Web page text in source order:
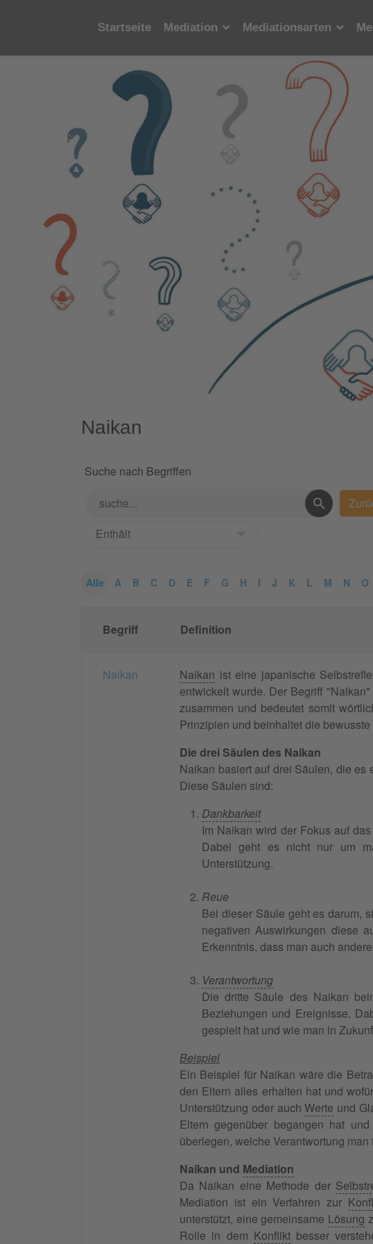
Startseite Mediation Mediationsarten
Naikan
Suche nach Begriffen
Alle A B C D E F G H I J K L M N O
Begriff Definition
Naikan Naikan ist eine japanische
entwickelt wurde. Der Begriff
zusammen und bedeutet somit
Prinzipien und beinhaltet die
Die drei Säulen des Naikan
Naikan basiert auf drei Säulen, die
Diese Säulen sind:
Dankbarkeit
Im Naikan wird der Fokus auf
Dabei geht es nicht nur um
Unterstützung.
Reue
Bei dieser Säule geht es darum,
negativen Auswirkungen diese
Erkenntnis, dass man auch
Verantwortung
Die dritte Säule des Naikan
Beziehungen und Ereignisse.
gespielt hat und wie man in
Beispiel
Ein Beispiel für Naikan wäre die
den Eltern alles erhalten hat und
Unterstützung oder auchWerte und
Eltern gegenüber begangen hat
überlegen, welche Verantwortung
Naikan und Mediation
Da Naikan eine Methode der
Mediation ist ein Verfahren zur
unterstützt, eine gemeinsame Lösung
Rolle in dem Konfliktbesser